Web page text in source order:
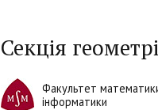
Секція
Факультет
інформатики